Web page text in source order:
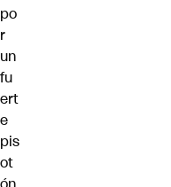
po
r
un
fu
ert
e
pis
ot